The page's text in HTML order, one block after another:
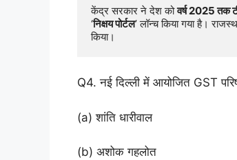
केंद्र सरकार ने देश को वर्ष 2025 तक
‘निक्षय पोर्टल’ लॉन्च किया गया है।
किया।
Q4. नई दिल्ली में आयोजित GST
(a) शांति धारीवाल
(b) अशोक गहलोत